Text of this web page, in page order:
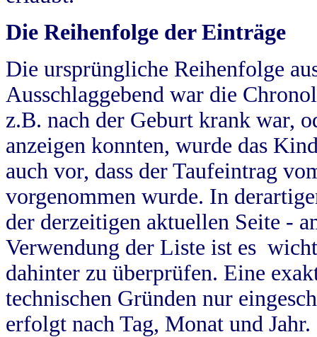
Die Reihenfolge der Einträge
Die ursprüngliche Reihenfolge
Ausschlaggebend war die
z.B. nach der Geburt krank war,
anzeigen konnten, wurde das
auch vor, dass der Taufeintrag
vorgenommen wurde. In
der derzeitigen aktuellen Seite -
Verwendung der Liste ist es
dahinter zu überprüfen. Eine
technischen Gründen nur
erfolgt nach Tag, Monat und Jahr.